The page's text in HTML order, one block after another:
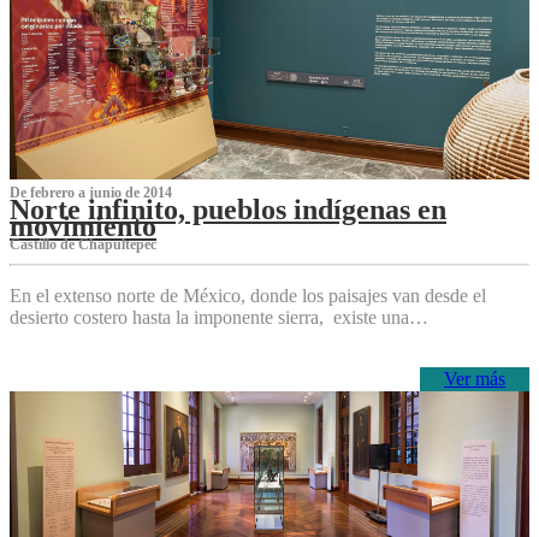
De febrero a junio de 2014
Norte infinito, pueblos indígenas en
movimiento
Castillo de Chapultepec
En el extenso norte de México, donde los paisajes van desde el
desierto costero hasta la imponente sierra, existe una…
Ver más